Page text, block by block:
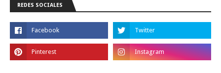
REDES SOCIALES